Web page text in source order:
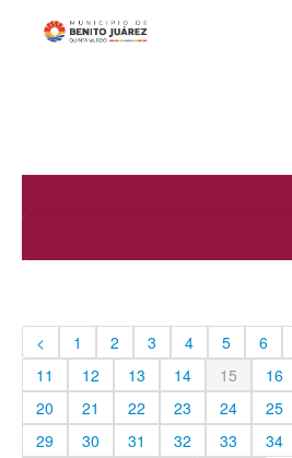
Obligaciones de transparencia
Solicitudes de acceso
Protección de datos personales
< 1 2 3 4 5 6
11
12 13 14 15 16
20
21 22 23 24 25
29
30 31 32 33 34